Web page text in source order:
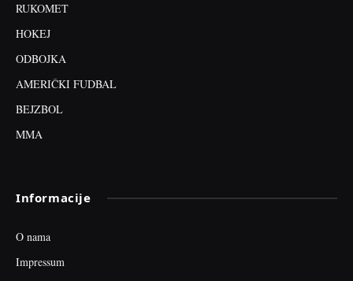
RUKOMET
HOKEJ
ODBOJKA
AMERIČKI FUDBAL
BEJZBOL
MMA
Informacije
O nama
Impressum